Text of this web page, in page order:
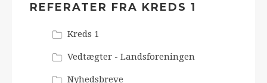
REFERATER FRA KREDS 1
Kreds 1
Vedtægter - Landsforeningen
Nyhedsbreve